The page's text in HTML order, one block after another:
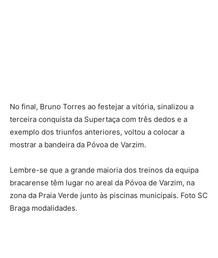
No final, Bruno Torres ao festejar a vitória, sinalizou a
terceira conquista da Supertaça com três dedos e a
exemplo dos triunfos anteriores, voltou a colocar a
mostrar a bandeira da Póvoa de Varzim.
Lembre-se que a grande maioria dos treinos da equipa
bracarense têm lugar no areal da Póvoa de Varzim, na
zona da Praia Verde junto às piscinas municipais. Foto SC
Braga modalidades.